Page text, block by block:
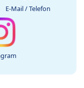
E-Mail / Telefon